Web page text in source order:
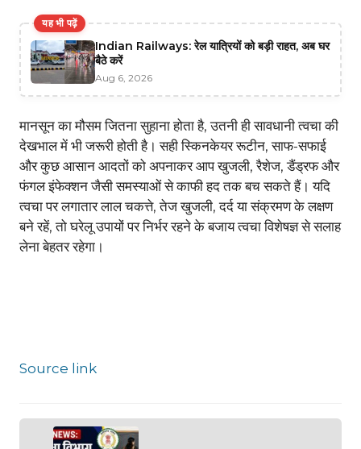
यह भी पढ़ें
Indian Railways: रेल यात्रियों को बड़ी राहत, अब घर
बैठे करें
Aug 6, 2026
मानसून का मौसम जितना सुहाना होता है, उतनी ही सावधानी त्वचा की
देखभाल में भी जरूरी होती है। सही स्किनकेयर रूटीन, साफ-सफाई
और कुछ आसान आदतों को अपनाकर आप खुजली, रैशेज, डैंड्रफ और
फंगल इंफेक्शन जैसी समस्याओं से काफी हद तक बच सकते हैं। यदि
त्वचा पर लगातार लाल चकत्ते, तेज खुजली, दर्द या संक्रमण के लक्षण
बने रहें, तो घरेलू उपायों पर निर्भर रहने के बजाय त्वचा विशेषज्ञ से सलाह
लेना बेहतर रहेगा।
Source link